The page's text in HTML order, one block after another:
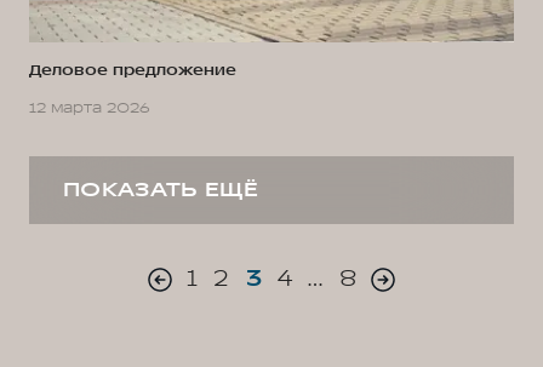
Деловое предложение
12 марта 2026
ПОКАЗАТЬ ЕЩЁ
1 2 3 4 … 8